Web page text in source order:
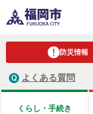
防災情報
よくある質問
くらし・手続き